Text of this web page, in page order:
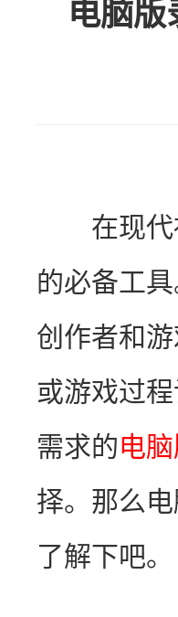
电脑
在现代社
的必备工
创作者和
或游戏过
需求的电
择。那么
了解下吧。